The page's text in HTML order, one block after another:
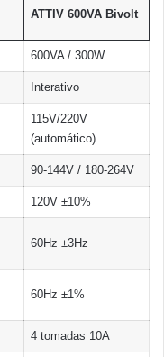
ATTIV 600VA Bivolt
600VA / 300W
Interativo
115V/220V
(automático)
90-144V / 180-264V
120V ±10%
60Hz ±3Hz
60Hz ±1%
4 tomadas 10A